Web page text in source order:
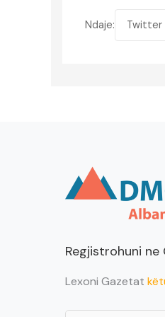
Ndaje: Twitter
Regjistrohuni ne
Lexoni Gazetat